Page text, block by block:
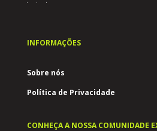
INFORMAÇÕES
Política de Privacidade